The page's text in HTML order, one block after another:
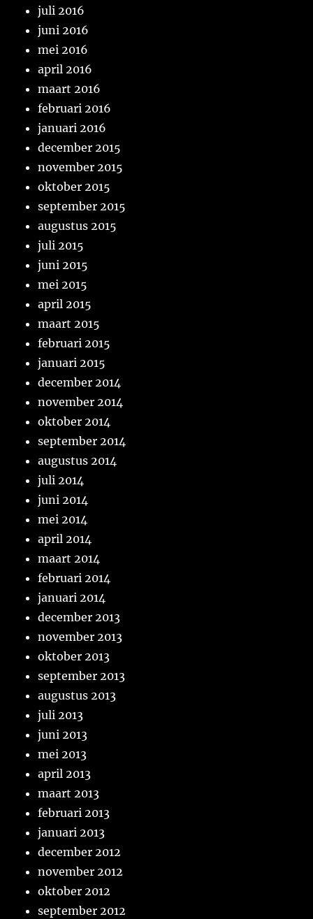
juli 2016
juni 2016
mei 2016
april 2016
maart 2016
februari 2016
januari 2016
december 2015
november 2015
oktober 2015
september 2015
augustus 2015
juli 2015
juni 2015
mei 2015
april 2015
maart 2015
februari 2015
januari 2015
december 2014
november 2014
oktober 2014
september 2014
augustus 2014
juli 2014
juni 2014
mei 2014
april 2014
maart 2014
februari 2014
januari 2014
december 2013
november 2013
oktober 2013
september 2013
augustus 2013
juli 2013
juni 2013
mei 2013
april 2013
maart 2013
februari 2013
januari 2013
december 2012
november 2012
oktober 2012
september 2012